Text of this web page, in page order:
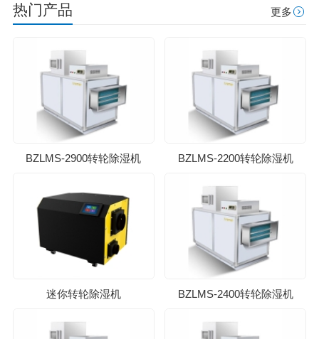
热门产品 更多
BZLMS-2900转轮除湿机 BZLMS-2200转轮除湿机
迷你转轮除湿机 BZLMS-2400转轮除湿机